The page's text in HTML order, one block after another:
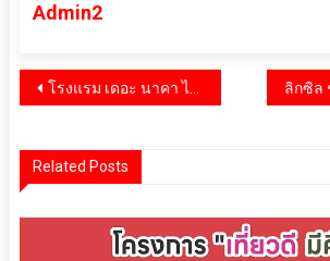
Admin2
แนะแนว
โรงแรม เดอะ นาคา ไอส์แลนด์ ภูเก็ต สัมผัสประสบการณ์เหนือระดับบนเกาะส่วนตัวแห่งอันดามัน ที่ซึ่งความยั่งยืนผสานกับเสน่ห์เหนือกาลเวลาอย่างลงตัว
Related Posts